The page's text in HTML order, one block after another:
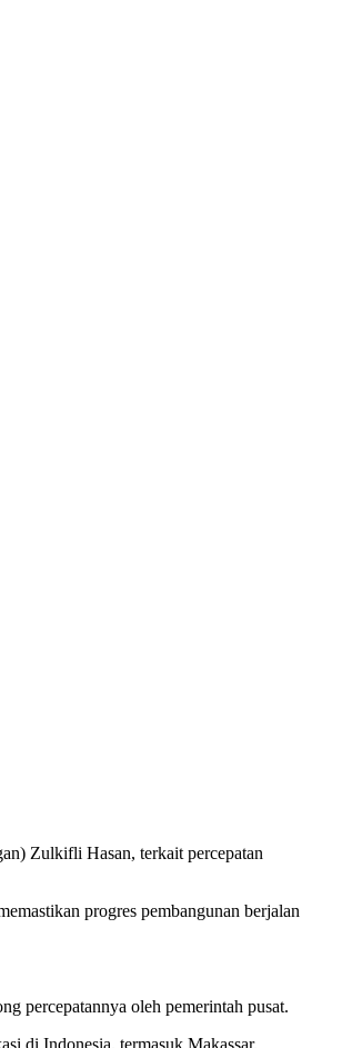
Zulkifli Hasan, terkait percepatan
progres pembangunan berjalan
percepatannya oleh pemerintah pusat.